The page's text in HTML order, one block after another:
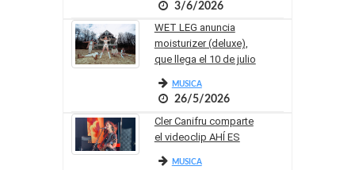
3/6/2026
WET LEG anuncia
moisturizer (deluxe),
que llega el 10 de julio
MUSICA
26/5/2026
Cler Canifru comparte
el videoclip AHÍ ES
MUSICA